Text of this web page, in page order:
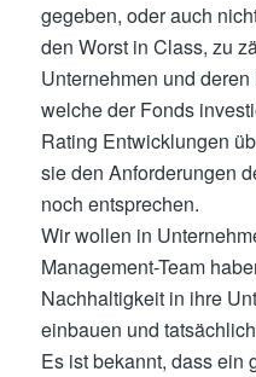
gegeben, oder auch
den Worst in Class, zu
Unternehmen und
welche der Fonds
Rating Entwicklungen
sie den Anforderungen
noch entsprechen.
Wir wollen in
Management-Team
Nachhaltigkeit in ihre
einbauen und
Es ist bekannt, dass ein